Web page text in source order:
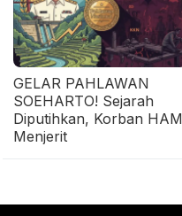
GELAR PAHLAWAN
SOEHARTO! Sejarah
Diputihkan, Korban HAM
Menjerit